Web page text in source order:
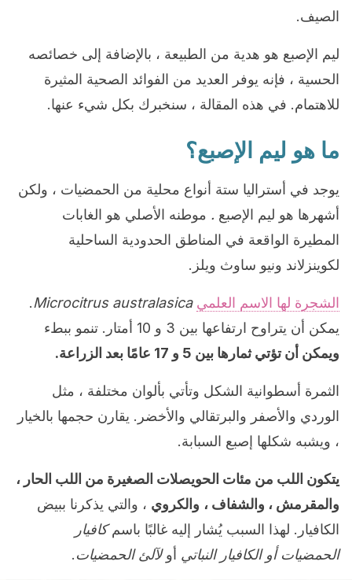
الصيف.
ليم الإصبع هو هدية من الطبيعة ، بالإضافة إلى خصائصه
الحسية ، فإنه يوفر العديد من الفوائد الصحية المثيرة
للاهتمام. في هذه المقالة ، سنخبرك بكل شيء عنها.
ما هو ليم الإصبع؟
يوجد في أستراليا ستة أنواع محلية من الحمضيات ، ولكن
أشهرها هو ليم الإصبع . موطنه الأصلي هو الغابات
المطيرة الواقعة في المناطق الحدودية الساحلية
لكوينزلاند ونيو ساوث ويلز.
الشجرة لها الاسم العلمي Microcitrus australasica
.
يمكن أن يتراوح ارتفاعها بين 3 و 10 أمتار. تنمو ببطء
ويمكن أن تؤتي ثمارها بين 5 و 17 عامًا بعد الزراعة.
الثمرة أسطوانية الشكل وتأتي بألوان مختلفة ، مثل
الوردي والأصفر والبرتقالي والأخضر. يقارن حجمها بالخيار
، ويشبه شكلها إصبع السبابة.
يتكون اللب من مئات الحويصلات الصغيرة من اللب الحار ،
والمقرمش ، والشفاف ، والكروي ، والتي يذكرنا ببيض
الكافيار. لهذا السبب يُشار إليه غالبًا باسمكافيار
الحمضيات أو الكافيار النباتي أولآلئ الحمضيات.